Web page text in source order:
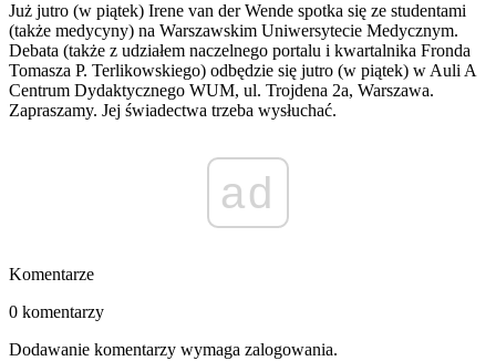
Już jutro (w piątek) Irene van der Wende spotka się ze studentami
(także medycyny) na Warszawskim Uniwersytecie Medycznym.
Debata (także z udziałem naczelnego portalu i kwartalnika Fronda
Tomasza P. Terlikowskiego) odbędzie się jutro (w piątek) w Auli A
Centrum Dydaktycznego WUM, ul. Trojdena 2a, Warszawa.
Zapraszamy. Jej świadectwa trzeba wysłuchać.
ad
Komentarze
0 komentarzy
Dodawanie komentarzy wymaga zalogowania.